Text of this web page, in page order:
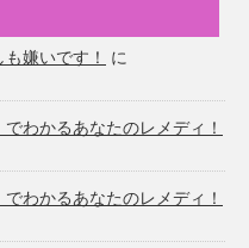
嫌いです！
に
わかるあなたのレメディ！
わかるあなたのレメディ！